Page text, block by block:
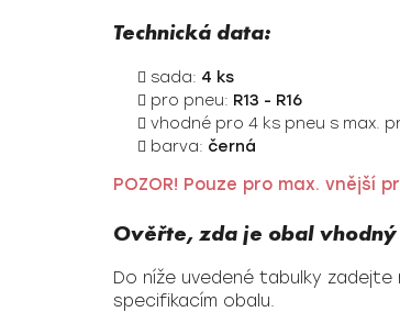
Technická data:
sada: 4 ks
pro pneu: R13 - R16
vhodné pro 4 ks pneu s max.
barva: černá
POZOR! Pouze pro max. vnější
Ověřte, zda je obal
Do níže uvedené tabulky
specifikacím obalu.